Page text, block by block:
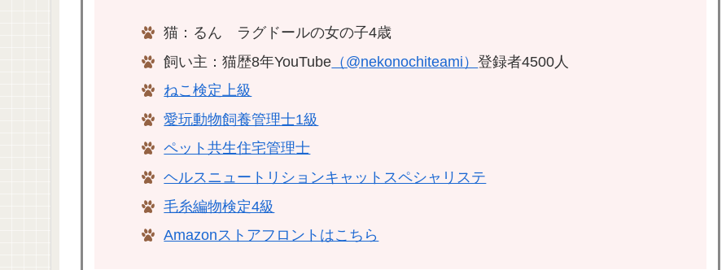
猫：るん ラグドールの女の子4歳
飼い主：猫歴8年YouTube （@nekonochiteami）登録者4500人
ねこ検定上級
愛玩動物飼養管理士1級
ペット共生住宅管理士
ヘルスニュートリションキャットスペシャリステ
毛糸編物検定4級
Amazonストアフロントはこちら